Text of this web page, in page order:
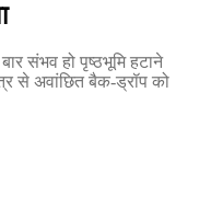
संभव हो पृष्ठभूमि हटाने
से अवांछित बैक-ड्रॉप को